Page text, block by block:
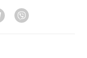
TelegramViber